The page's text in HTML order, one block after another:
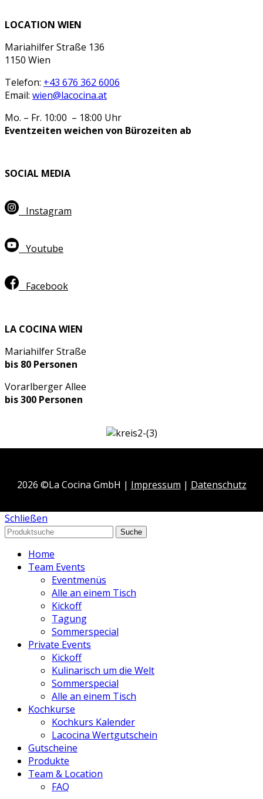
LOCATION WIEN
Mariahilfer Straße 136
1150 Wien
Telefon: +43 676 362 6006
Email: wien@lacocina.at
Mo. – Fr. 10:00 – 18:00 Uhr
Eventzeiten weichen von Bürozeiten ab
SOCIAL MEDIA
Instagram
Youtube
Facebook
LA COCINA WIEN
Mariahilfer Straße
bis 80 Personen
Vorarlberger Allee
bis 300 Personen
2026 ©La Cocina GmbH | Impressum | Datenschutz
Schließen
Suche
Home
Team Events
Eventmenüs
Alle an einem Tisch
Kickoff
Tagung
Sommerspecial
Private Events
Kickoff
Kulinarisch um die Welt
Sommerspecial
Alle an einem Tisch
Kochkurse
Kochkurs Kalender
Lacocina Wertgutschein
Gutscheine
Produkte
Team & Location
FAQ